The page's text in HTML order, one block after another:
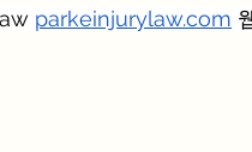
parkeinjurylaw.com